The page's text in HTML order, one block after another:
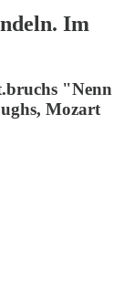
Im
"Nenn
Mozart